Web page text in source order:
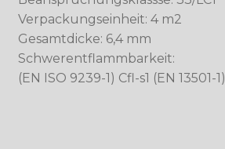
Verpackungseinheit: 4 m2
Gesamtdicke: 6,4 mm
Schwerentflammbarkeit:
(EN ISO 9239-1) Cfl-s1 (EN 13501-1)